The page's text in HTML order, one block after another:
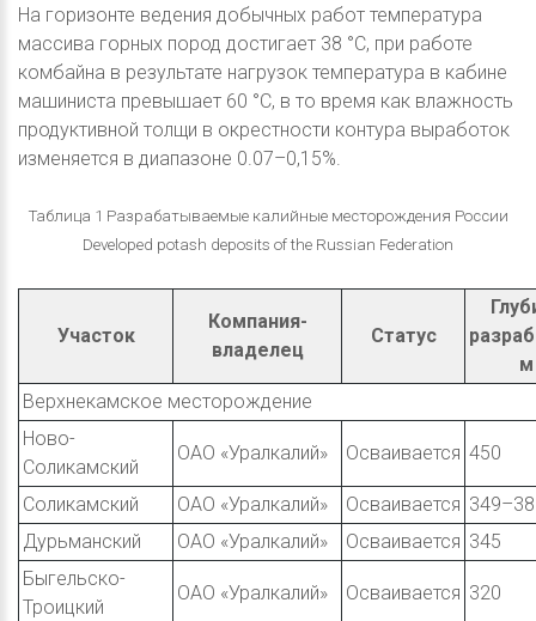
На горизонте ведения добычных работ температура
массива горных пород достигает 38 °С, при работе
комбайна в результате нагрузок температура в кабине
машиниста превышает 60 °С, в то время как влажность
продуктивной толщи в окрестности контура выработок
изменяется в диапазоне 0.07–0,15%.
Таблица 1 Разрабатываемые калийные месторождения России
Developed potash deposits of the Russian Federation
Участок
Компания-
владелец
Статус
м
Верхнекамское месторождение
Ново-
Соликамский
ОАО «Уралкалий» Осваивается 450
Соликамский ОАО «Уралкалий» Осваивается
Дурьманский
ОАО «Уралкалий» Осваивается 345
Быгельско-
Троицкий
ОАО «Уралкалий» Осваивается 320